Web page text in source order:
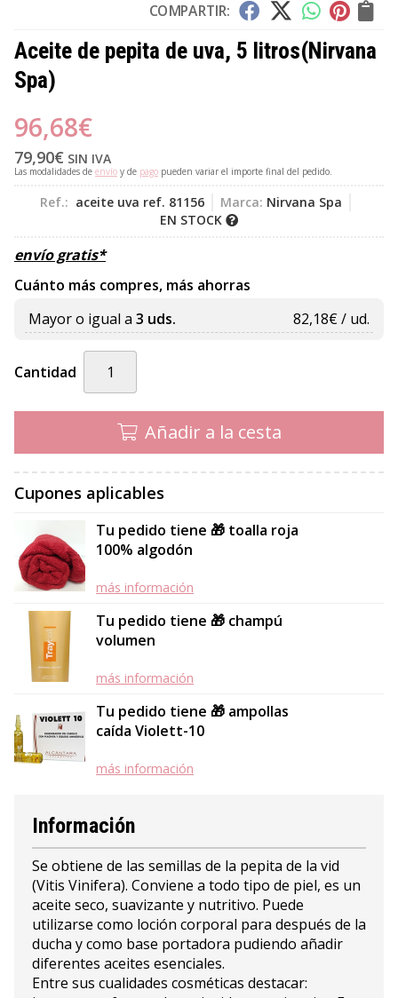
COMPARTIR:
Aceite de pepita de uva, 5 litros(Nirvana
Spa)
96,68€
79,90€ SIN IVA
Las modalidades de envío y de pago pueden variar el importe final del pedido.
Ref.: aceite uva ref. 81156 Marca: Nirvana Spa
EN STOCK
envío gratis*
Cuánto más compres, más ahorras
Mayor o igual a 3 uds. 82,18€ / ud.
Cantidad
Añadir a la cesta
Cupones aplicables
Tu pedido tiene 🎁 toalla roja
100% algodón
más información
Tu pedido tiene 🎁 champú
volumen
más información
Tu pedido tiene 🎁 ampollas
caída Violett-10
más información
Información
Se obtiene de las semillas de la pepita de la vid
(Vitis Vinifera). Conviene a todo tipo de piel, es un
aceite seco, suavizante y nutritivo. Puede
utilizarse como loción corporal para después de la
ducha y como base portadora pudiendo añadir
diferentes aceites esenciales.
Entre sus cualidades cosméticas destacar: